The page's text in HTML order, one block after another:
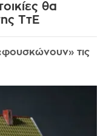
θα
ΤτΕ
τις